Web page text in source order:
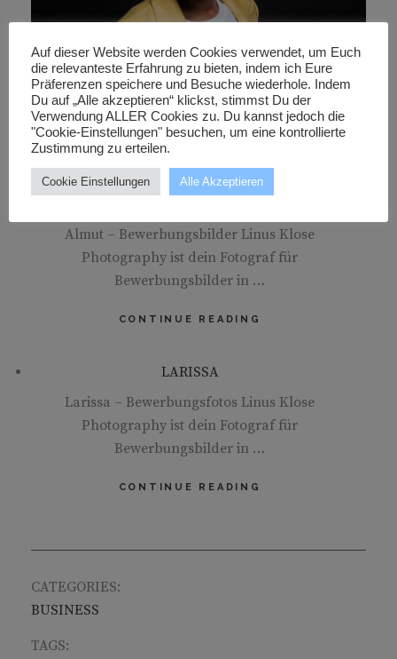
ANFRAGE
Almut – Bewerbungsbilder Linus Klose
Photography ist dein Fotograf für
Bewerbungsbilder in …
CONTINUE READING
LARISSA
Larissa – Bewerbungsfotos Linus Klose
Photography ist dein Fotograf für
Bewerbungsbilder in …
CONTINUE READING
CATEGORIES:
BUSINESS
TAGS:
Auf dieser Website werden Cookies verwendet, um Euch
die relevanteste Erfahrung zu bieten, indem ich Eure
Präferenzen speichere und Besuche wiederhole. Indem
Du auf „Alle akzeptieren“ klickst, stimmst Du der
Verwendung ALLER Cookies zu. Du kannst jedoch die
"Cookie-Einstellungen" besuchen, um eine kontrollierte
Zustimmung zu erteilen.
Cookie Einstellungen Alle Akzeptieren